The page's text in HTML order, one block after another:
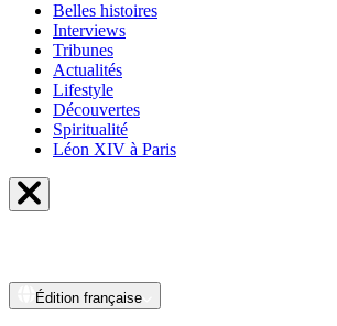
Belles histoires
Interviews
Tribunes
Actualités
Lifestyle
Découvertes
Spiritualité
Léon XIV à Paris
Édition française